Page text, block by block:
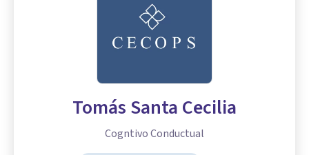
Tomás Santa Cecilia
Cogntivo Conductual